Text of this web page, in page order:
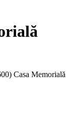
Casa Memorială